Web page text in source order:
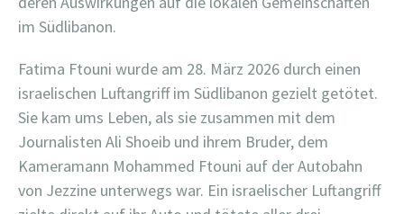
im Südlibanon.
Fatima Ftouni wurde am 28. März 2026 durch einen
israelischen Luftangriff im Südlibanon gezielt getötet.
Sie kam ums Leben, als sie zusammen mit dem
Journalisten Ali Shoeib und ihrem Bruder, dem
Kameramann Mohammed Ftouni auf der Autobahn
von Jezzine unterwegs war. Ein israelischer Luftangriff